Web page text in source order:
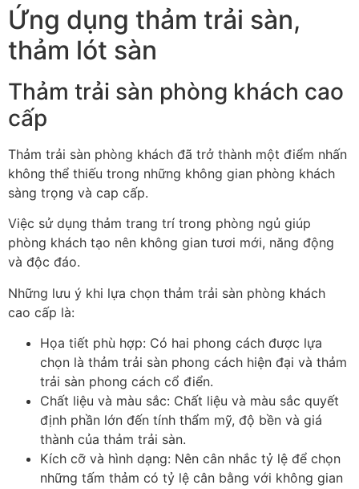
Ứng dụng thảm trải sàn,
thảm lót sàn
Thảm trải sàn phòng khách cao
cấp
Thảm trải sàn phòng khách đã trở thành một điểm nhấn
không thể thiếu trong những không gian phòng khách
sàng trọng và cap cấp.
Việc sử dụng thảm trang trí trong phòng ngủ giúp
phòng khách tạo nên không gian tươi mới, năng động
và độc đáo.
Những lưu ý khi lựa chọn thảm trải sàn phòng khách
cao cấp là:
Họa tiết phù hợp: Có hai phong cách được lựa
chọn là thảm trải sàn phong cách hiện đại và thảm
trải sàn phong cách cổ điển.
Chất liệu và màu sắc: Chất liệu và màu sắc quyết
định phần lớn đến tính thẩm mỹ, độ bền và giá
thành của thảm trải sàn.
Kích cỡ và hình dạng: Nên cân nhắc tỷ lệ để chọn
những tấm thảm có tỷ lệ cân bằng với không gian